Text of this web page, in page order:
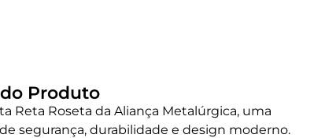
Produto
Reta Roseta da Aliança Metalúrgica, uma
segurança, durabilidade e design moderno.